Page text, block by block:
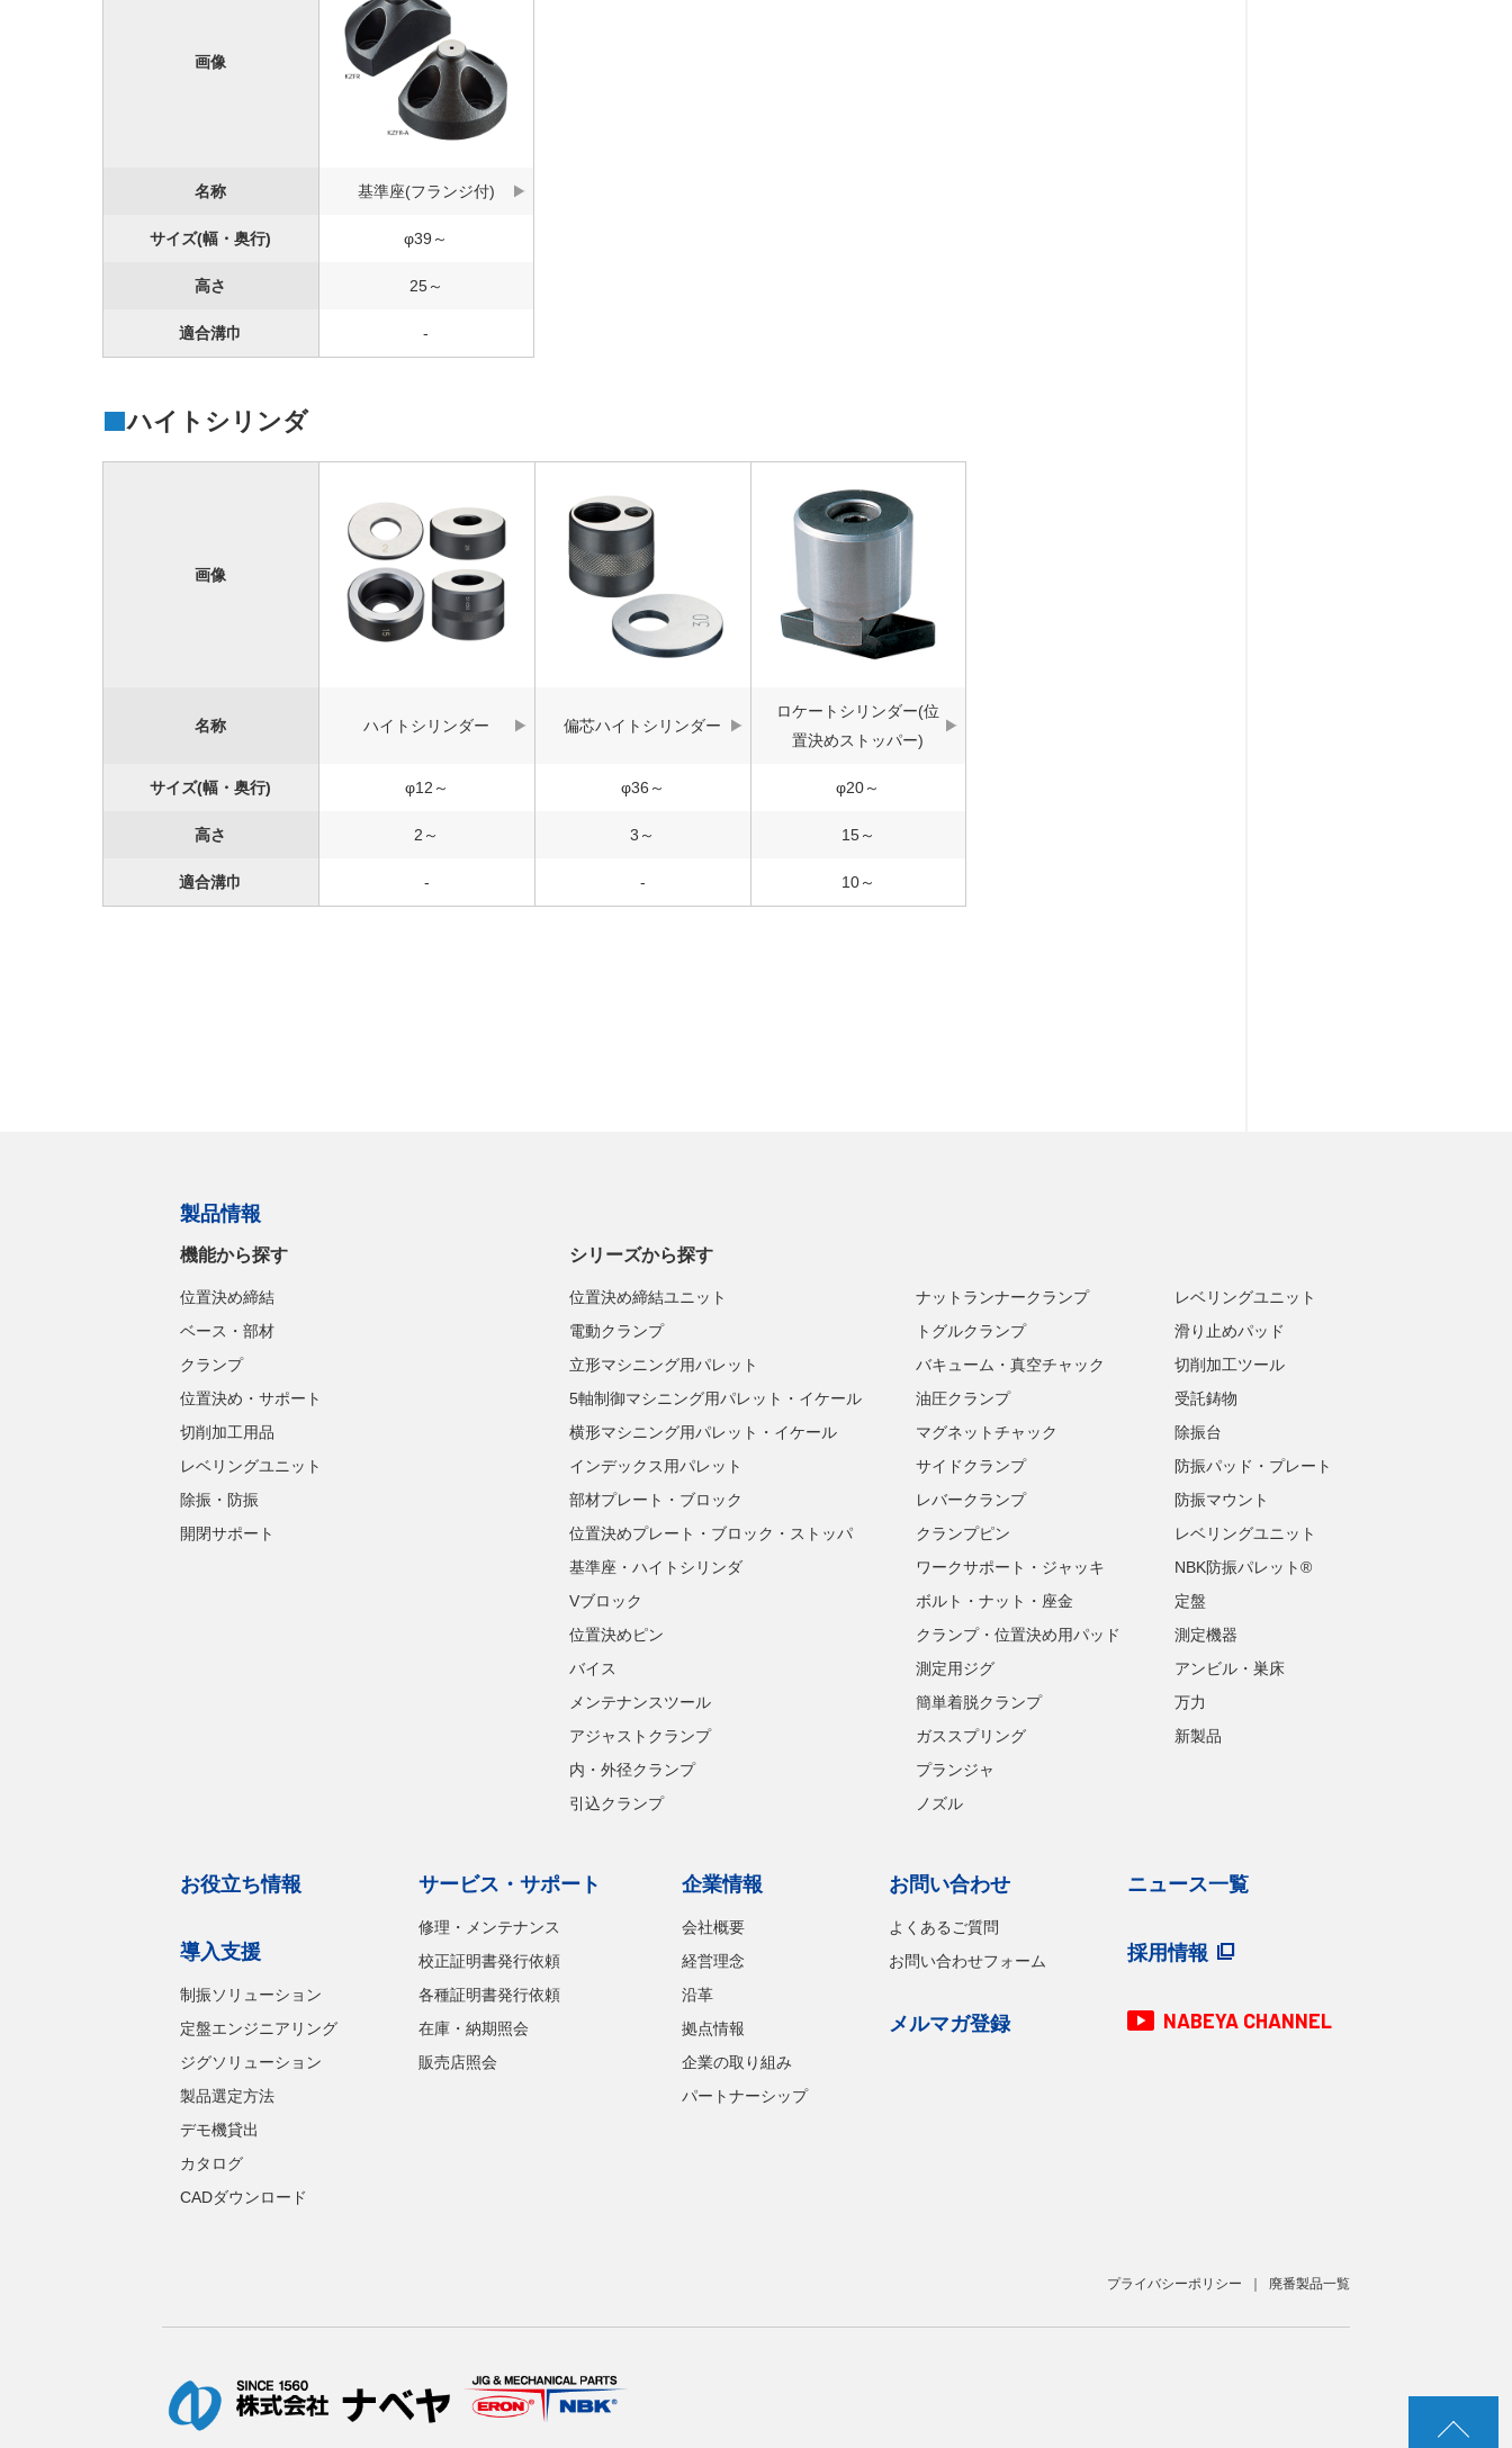
画像
名称 基準座(フランジ付)
サイズ(幅・奥行) φ39～
高さ 25～
適合溝巾 -
ハイトシリンダ
画像
名称 ハイトシリンダー 偏芯ハイトシリンダー
ロケートシリンダー(位
置決めストッパー)
サイズ(幅・奥行) φ12～ φ36～ φ20～
高さ 2～ 3～ 15～
適合溝巾 - - 10～
製品情報
機能から探す
位置決め締結
ベース・部材
クランプ
位置決め・サポート
切削加工用品
レベリングユニット
除振・防振
開閉サポート
シリーズから探す
位置決め締結ユニット
電動クランプ
立形マシニング用パレット
5軸制御マシニング用パレット・イケール
横形マシニング用パレット・イケール
インデックス用パレット
部材プレート・ブロック
位置決めプレート・ブロック・ストッパ
基準座・ハイトシリンダ
Vブロック
位置決めピン
バイス
メンテナンスツール
アジャストクランプ
内・外径クランプ
引込クランプ
ナットランナークランプ
トグルクランプ
バキューム・真空チャック
油圧クランプ
マグネットチャック
サイドクランプ
レバークランプ
クランプピン
ワークサポート・ジャッキ
ボルト・ナット・座金
クランプ・位置決め用パッド
測定用ジグ
簡単着脱クランプ
ガススプリング
プランジャ
ノズル
レベリングユニット
滑り止めパッド
切削加工ツール
受託鋳物
除振台
防振パッド・プレート
防振マウント
レベリングユニット
NBK防振パレット®
定盤
測定機器
アンビル・巣床
万力
新製品
お役立ち情報
導入支援
制振ソリューション
定盤エンジニアリング
ジグソリューション
製品選定方法
デモ機貸出
カタログ
CADダウンロード
サービス・サポート
修理・メンテナンス
校正証明書発行依頼
各種証明書発行依頼
在庫・納期照会
販売店照会
企業情報
会社概要
経営理念
沿革
拠点情報
企業の取り組み
パートナーシップ
お問い合わせ
よくあるご質問
お問い合わせフォーム
メルマガ登録
ニュース一覧
採用情報
NABEYA CHANNEL
プライバシーポリシー 廃番製品一覧